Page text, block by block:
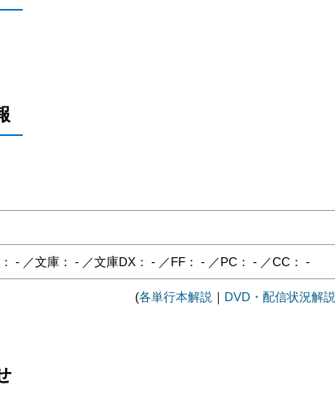
- ／文庫： - ／文庫DX： - ／FF： - ／PC： - ／CC： -
(各単行本解説 ｜ DVD・配信状況解説